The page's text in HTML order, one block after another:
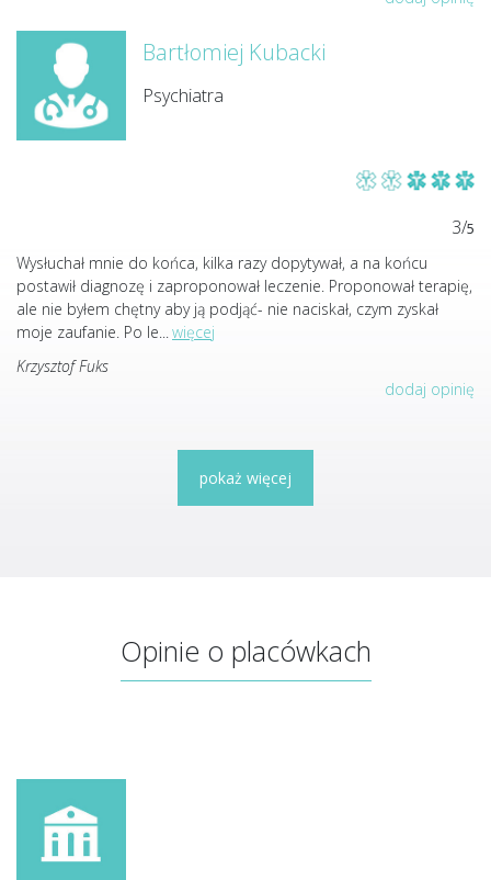
Bartłomiej Kubacki
Psychiatra
3/5
Wysłuchał mnie do końca, kilka razy dopytywał, a na końcu
postawił diagnozę i zaproponował leczenie. Proponował terapię,
ale nie byłem chętny aby ją podjąć- nie naciskał, czym zyskał
moje zaufanie. Po le...więcej
Krzysztof Fuks
dodaj opinię
pokaż więcej
Opinie o placówkach